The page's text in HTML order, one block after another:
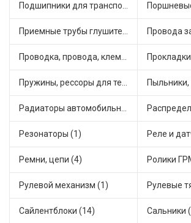
Подшипники для транспорта (10)
Приемные трубы глушителя (1) Провода
Проводка, провода, клеммы и разъемы (3)
Пружины, рессоры для техники (2) Пыльники,
Радиаторы автомобильные (1)
Резонаторы (1)
Ремни, цепи (4)
Рулевой механизм (1) Рулевые
Сайлентблоки (14) Сальники